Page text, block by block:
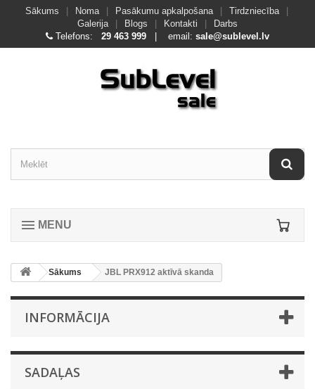
Sākums Noma Pasākumu apkalpošana Tirdzniecība
Galerija
Blogs Kontakti
Darbs
Telefons:
29 463 999 | email: sale@sublevel.lv
MENU
Sākums JBL PRX912 aktīvā skanda
INFORMĀCIJA
SADAĻAS